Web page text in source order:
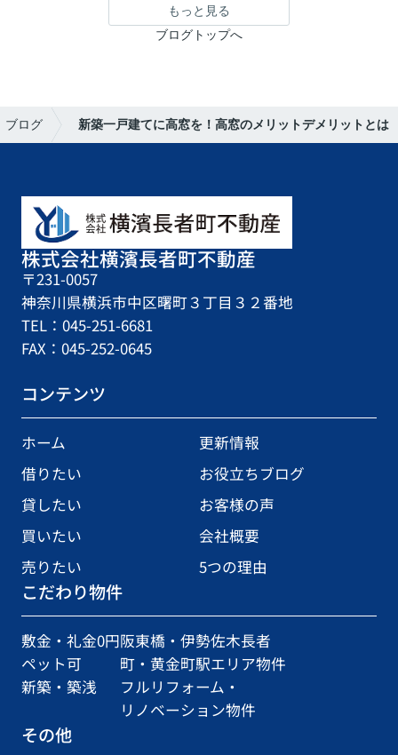
もっと見る
ブログトップへ
ブログ 新築一戸建てに高窓を！高窓のメリットデメリットとは
株式会社横濱長者町不動産
〒231-0057
神奈川県横浜市中区曙町３丁目３２番地
TEL：045-251-6681
FAX：045-252-0645
コンテンツ
ホーム
更新情報
借りたい
お役立ちブログ
貸したい
お客様の声
買いたい
会社概要
売りたい
5つの理由
こだわり物件
敷金・礼金0円
ペット可
新築・築浅
阪東橋・伊勢佐木長者
町・黄金町駅エリア物件
フルリフォーム・
リノベーション物件
その他